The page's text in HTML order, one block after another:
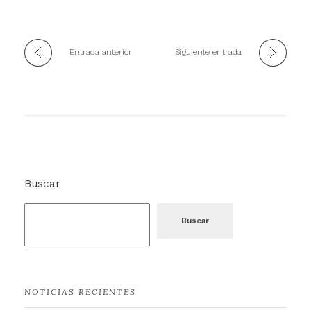
Entrada anterior Siguiente entrada
Buscar
Buscar
NOTICIAS RECIENTES